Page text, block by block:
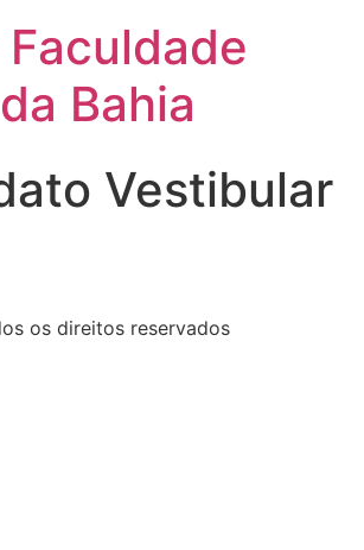
Faculdade
Bahia
Vestibular
os direitos reservados